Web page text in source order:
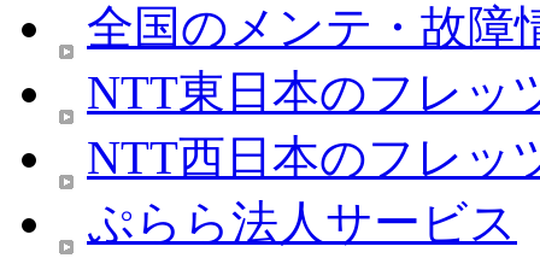
全国のメンテ・故障
NTT東日本のフレッ
NTT西日本のフレッ
ぷらら法人サービス